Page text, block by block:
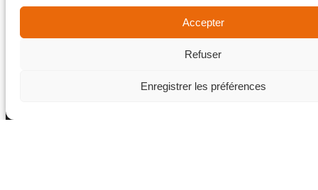
Accepter
Refuser
Enregistrer les préférences